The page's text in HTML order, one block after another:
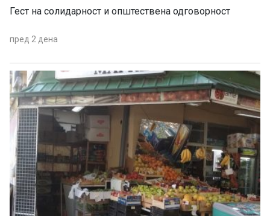
Гест на солидарност и општествена одговорност
пред 2 дена